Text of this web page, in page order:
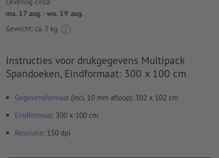
Levering circa:
ma. 17 aug. - wo. 19 aug.
Gewicht: ca. 3 kg
Instructies voor drukgegevens Multipack
Spandoeken, Eindformaat: 300 x 100 cm
Gegevensformaat (incl. 10 mm afloop): 302 x 102 cm
Eindformaat: 300 x 100 cm
Resolutie: 150 dpi